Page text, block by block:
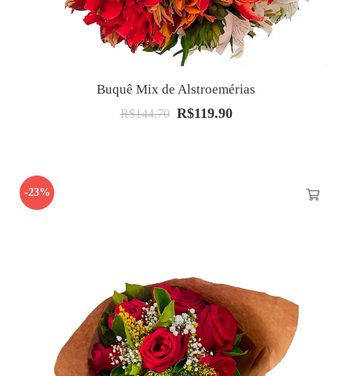
Buquê Mix de Alstroemérias
R$144.70 O
R$119.90O
-23%